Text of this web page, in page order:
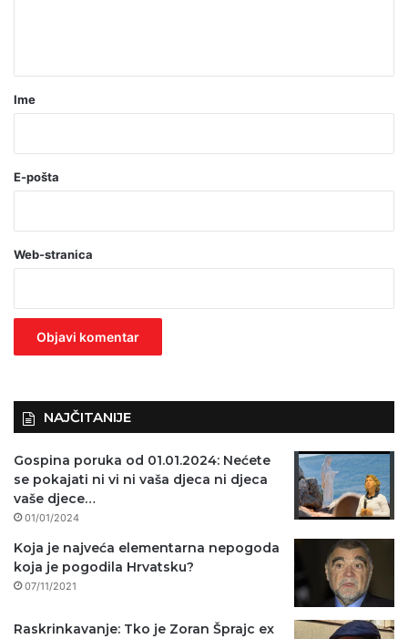
r
o
a
v
z
Ime
E-pošta
Web-stranica
NAJČITANIJE
Gospina poruka od 01.01.2024: Nećete
se pokajati ni vi ni vaša djeca ni djeca
vaše djece…
01/01/2024
Koja je najveća elementarna nepogoda
koja je pogodila Hrvatsku?
07/11/2021
Raskrinkavanje: Tko je Zoran Šprajc ex